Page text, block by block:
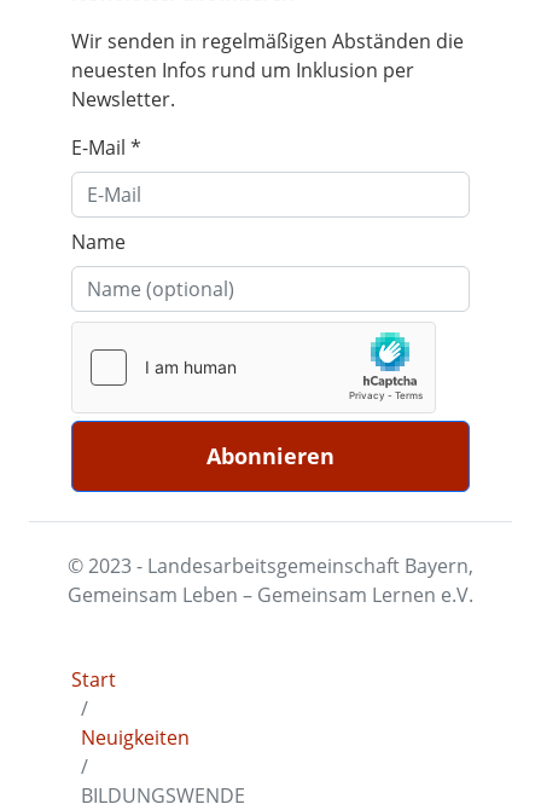
Wir senden in regelmäßigen Abständen die
neuesten Infos rund um Inklusion per
Newsletter.
E-Mail*
Name
© 2023 - Landesarbeitsgemeinschaft Bayern,
Gemeinsam Leben – Gemeinsam Lernen e.V.
Start
Neuigkeiten
BILDUNGSWENDE